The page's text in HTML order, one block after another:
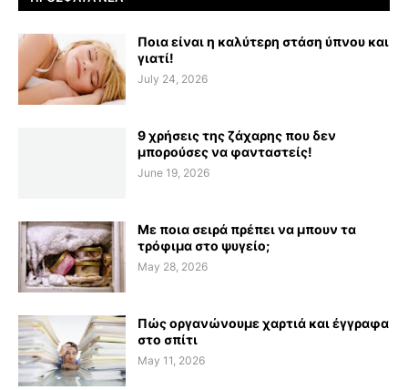
Ποια είναι η καλύτερη στάση ύπνου και
γιατί!
July 24, 2026
9 χρήσεις της ζάχαρης που δεν
μπορούσες να φανταστείς!
June 19, 2026
Με ποια σειρά πρέπει να μπουν τα
τρόφιμα στο ψυγείο;
May 28, 2026
Πώς οργανώνουμε χαρτιά και έγγραφα
στο σπίτι
May 11, 2026